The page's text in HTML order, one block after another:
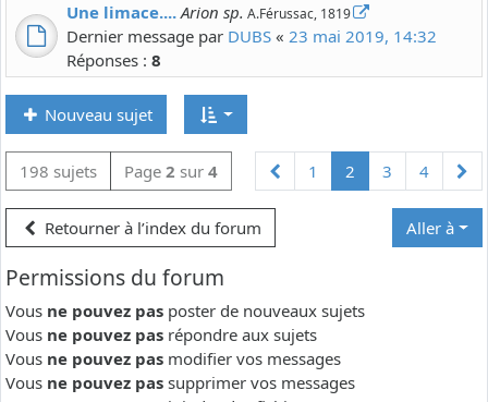
Une limace.... Arion sp. A.Férussac, 1819
Dernier message par DUBS « 23 mai 2019, 14:32
Réponses : 8
Nouveau sujet
Précédente
1 2 3 4
198 sujets Page 2 sur 4
Retourner à l’index du forum Aller à
Permissions du forum
Vous ne pouvez pas poster de nouveaux sujets
Vous ne pouvez pas répondre aux sujets
Vous ne pouvez pas modifier vos messages
Vous ne pouvez pas supprimer vos messages